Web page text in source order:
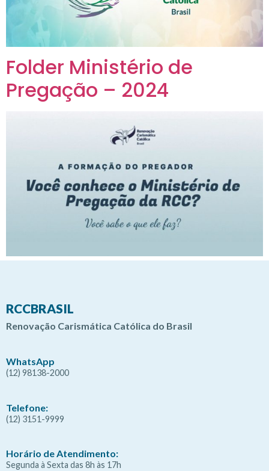
Folder Ministério de
Pregação – 2024
RCCBRASIL
Renovação Carismática Católica do Brasil
WhatsApp
(12) 98138-2000
Telefone:
(12) 3151-9999
Horário de Atendimento:
Segunda à Sexta das 8h às 17h